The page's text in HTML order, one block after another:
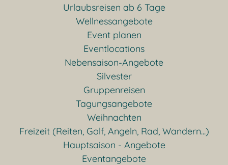
Urlaubsreisen ab 6 Tage
Wellnessangebote
Event planen
Eventlocations
Nebensaison-Angebote
Silvester
Gruppenreisen
Tagungsangebote
Weihnachten
Freizeit (Reiten, Golf, Angeln, Rad, Wandern...)
Hauptsaison - Angebote
Eventangebote